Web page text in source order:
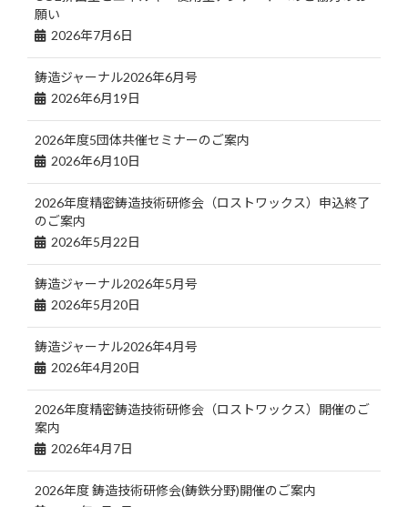
願い
2026年7月6日
鋳造ジャーナル2026年6月号
2026年6月19日
2026年度5団体共催セミナーのご案内
2026年6月10日
2026年度精密鋳造技術研修会（ロストワックス）申込終了
のご案内
2026年5月22日
鋳造ジャーナル2026年5月号
2026年5月20日
鋳造ジャーナル2026年4月号
2026年4月20日
2026年度精密鋳造技術研修会（ロストワックス）開催のご
案内
2026年4月7日
2026年度 鋳造技術研修会(鋳鉄分野)開催のご案内